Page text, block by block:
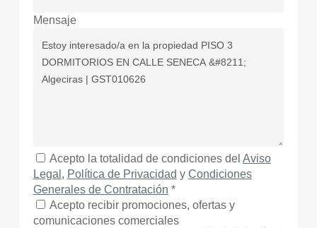
Mensaje
Acepto la totalidad de condiciones del Aviso
Legal , Política de Privacidad y Condiciones
Generales de Contratación *
Acepto recibir promociones, ofertas y
comunicaciones comerciales